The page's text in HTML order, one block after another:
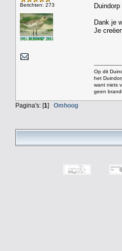
Berichten: 273
Dank je
Je
Op dit
het
want niets
geen
Pagina's: [1] Omhoog